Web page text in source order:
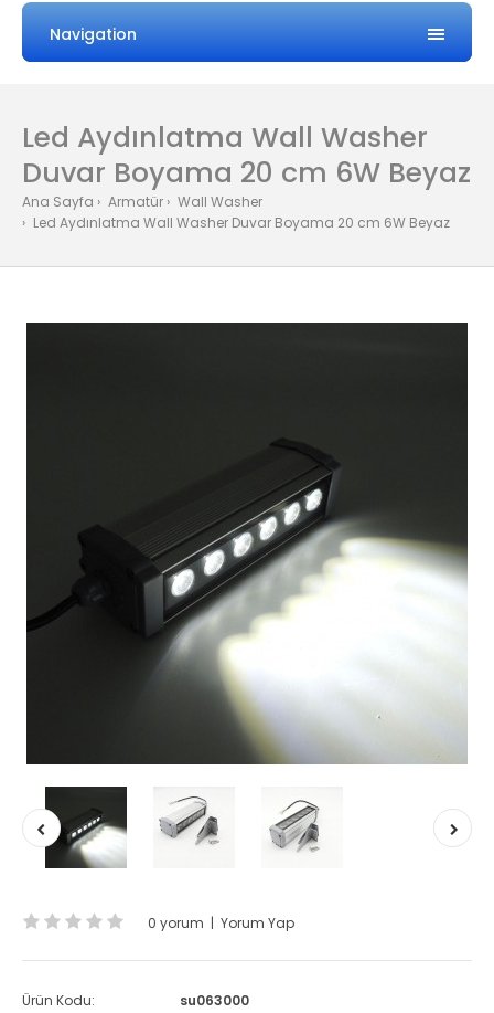
Navigation
Led Aydınlatma Wall Washer
Duvar Boyama 20 cm 6W Beyaz
Ana Sayfa Armatür
Wall Washer
Led Aydınlatma Wall Washer Duvar Boyama 20 cm 6W Beyaz
0 yorum | Yorum Yap
Ürün Kodu:
su063000